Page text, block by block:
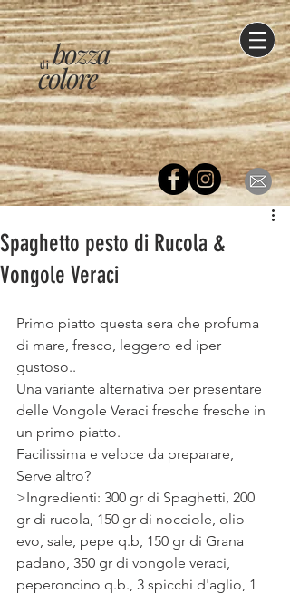
di
colore
bozza
Spaghetto pesto di Rucola &
Vongole Veraci
Primo piatto questa sera che profuma
di mare, fresco, leggero ed iper
gustoso..
Una variante alternativa per presentare
delle Vongole Veraci fresche fresche in
un primo piatto.
Facilissima e veloce da preparare,
Serve altro?
>Ingredienti: 300 gr di Spaghetti, 200
gr di rucola, 150 gr di nocciole, olio
evo, sale, pepe q.b, 150 gr di Grana
padano, 350 gr di vongole veraci,
peperoncino q.b., 3 spicchi d'aglio, 1